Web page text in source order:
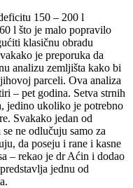
150 – 200 l
l što je malo popravilo
klasičnu obradu
je preporuka da
analizu zemljišta kako bi
parceli. Ova analiza
– pet godina. Setva strnih
jedino ukoliko je potrebno
Svakako jedan od
ne odlučuju samo za
da poseju i rane i kasne
– rekao je dr Aćin i dodao
jednu od